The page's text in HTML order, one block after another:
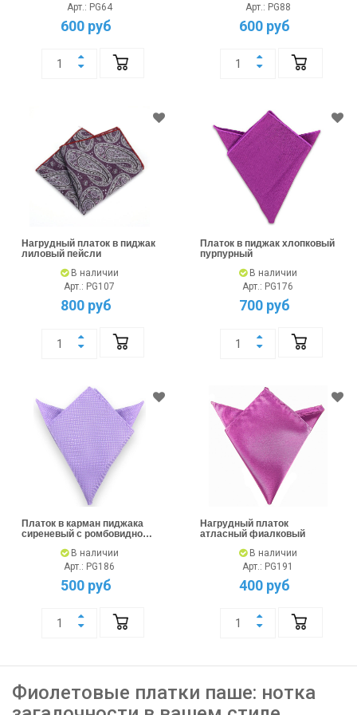
Арт.: PG64
600 руб
Арт.: PG88
600 руб
Нагрудный платок в пиджак
лиловый пейсли
В наличии
Арт.: PG107
800 руб
Платок в пиджак хлопковый
пурпурный
В наличии
Арт.: PG176
700 руб
Платок в карман пиджака
сиреневый с ромбовидной
В наличии
Арт.: PG186
500 руб
Нагрудный платок
атласный фиалковый
В наличии
Арт.: PG191
400 руб
Фиолетовые платки паше: нотка